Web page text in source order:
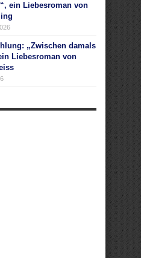
ein Liebesroman von
„Zwischen damals
Liebesroman von